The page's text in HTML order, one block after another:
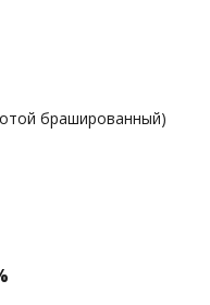
брашированный)